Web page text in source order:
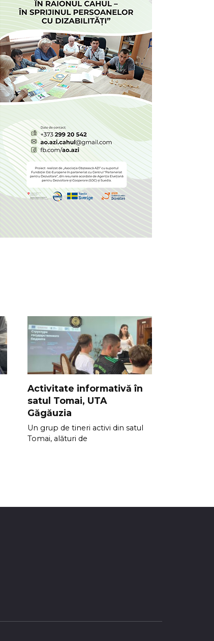
Activitate informativă în
satul Tomai, UTA
Găgăuzia
Un grup de tineri activi din satul
Tomai, alături de